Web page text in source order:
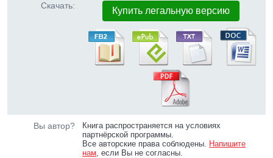
Скачать: Купить легальную версию
Вы автор?
Книга распространяется на условиях
партнёрской программы.
Все авторские права соблюдены. Напишите
нам, если Вы не согласны.